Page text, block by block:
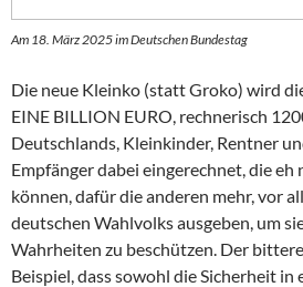
Am 18. März 2025 im Deutschen Bundestag
Die neue Kleinko (statt Groko) wird
EINE BILLION EURO, rechnerisch
Deutschlands, Kleinkinder, Rentner
Empfänger dabei eingerechnet, die eh
können, dafür die anderen mehr, vor
deutschen Wahlvolks ausgeben, um
Wahrheiten zu beschützen. Der
Beispiel, dass sowohl die Sicherheit in